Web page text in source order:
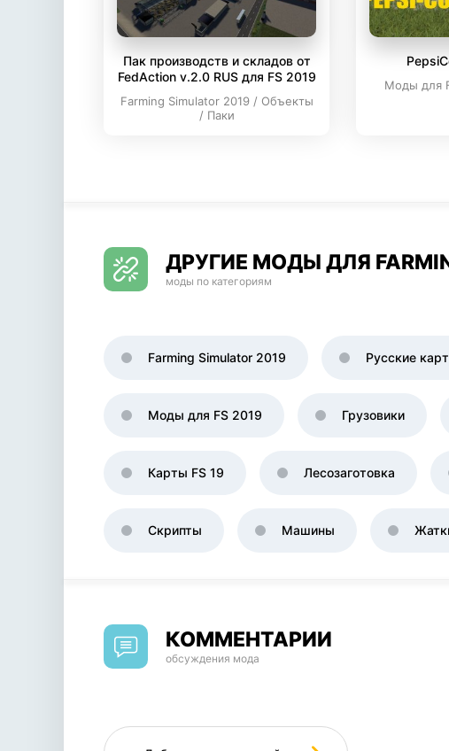
Пак производств и складов от
FedAction v.2.0 RUS для FS 2019
Farming Simulator 2019 / Объекты
/ Паки
Моды для
ДРУГИЕ МОДЫ ДЛЯ
моды по категориям
Farming Simulator 2019 Русские
Моды для FS 2019 Грузовики
Карты FS 19 Лесозаготовка
Скрипты Машины
КОММЕНТАРИИ
обсуждения мода